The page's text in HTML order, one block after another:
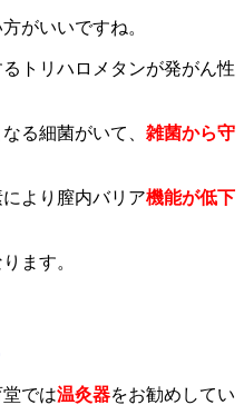
がいいですね。
トリハロメタンが発がん性
る細菌がいて、 雑菌から守
より膣内バリア機能が低下
ます。
では温灸器をお勧めしてい